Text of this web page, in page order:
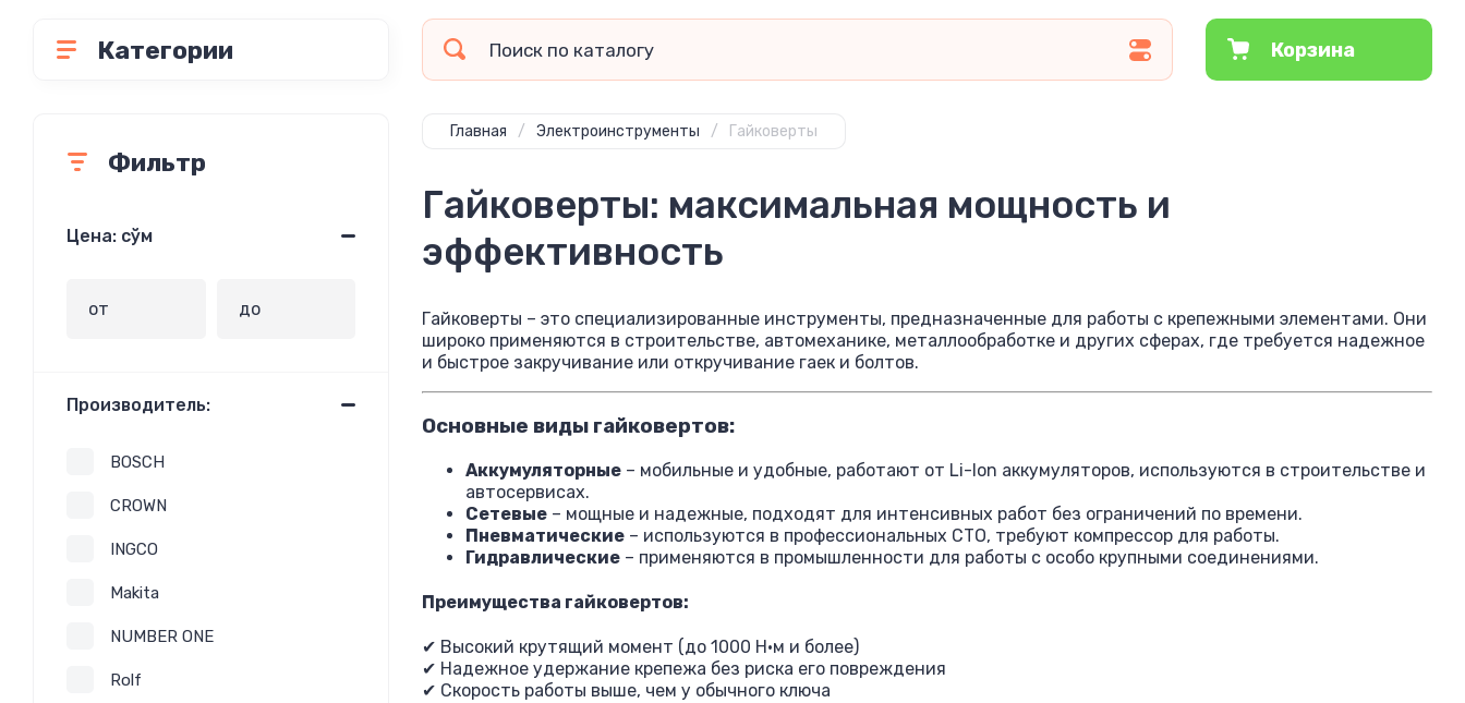
Фильтр
Цена: сўм
Производитель:
BOSCH
CROWN
INGCO
Makita
NUMBER ONE
Rolf
Категории Корзина
Главная / Электроинструменты / Гайковерты
Гайковерты: максимальная мощность и
эффективность
Гайковерты – это специализированные инструменты, предназначенные для работы с крепежными элементами. Они
широко применяются в строительстве, автомеханике, металлообработке и других сферах, где требуется надежное
и быстрое закручивание или откручивание гаек и болтов.
Основные виды гайковертов:
Аккумуляторные – мобильные и удобные, работают от Li-Ion аккумуляторов, используются в строительстве и
автосервисах.
Сетевые – мощные и надежные, подходят для интенсивных работ без ограничений по времени.
Пневматические – используются в профессиональных СТО, требуют компрессор для работы.
Гидравлические – применяются в промышленности для работы с особо крупными соединениями.
Преимущества гайковертов:
✔ Высокий крутящий момент (до 1000 Н·м и более)
✔ Надежное удержание крепежа без риска его повреждения
✔ Скорость работы выше, чем у обычного ключа